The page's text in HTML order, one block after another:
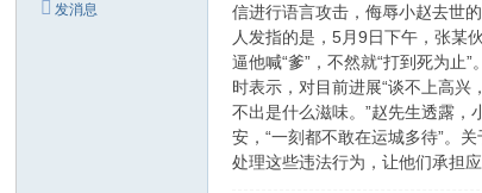
发消息
信进行语言攻击，侮辱小赵去世
人发指的是，5月9日下午，张某
逼他喊“爹”，不然就“打到死为
时表示，对目前进展“谈不上高
不出是什么滋味。”赵先生透露，
安，“一刻都不敢在运城多待”。
处理这些违法行为，让他们承担